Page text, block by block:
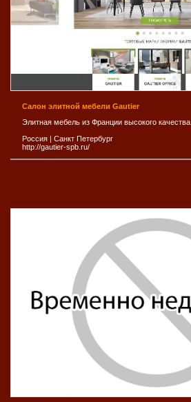
Салон элитной мебели Gautier
Элитная мебель из Франции высокого качества.
Россия | Санкт Петербург
http://gautier-spb.ru/